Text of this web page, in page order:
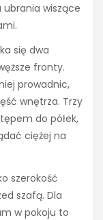
wiszące
się dwa
fronty.
prowadnic,
wnętrza. Trzy
do półek,
ciężej na
szerokość
szafą. Dla
w pokoju to